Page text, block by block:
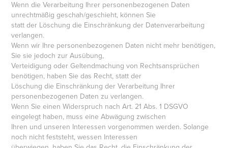
Wenn die Verarbeitung Ihrer personenbezogenen Daten
unrechtmäßig geschah/geschieht, können Sie
statt der Löschung die Einschränkung der Datenverarbeitung
verlangen.
Wenn wir Ihre personenbezogenen Daten nicht mehr benötigen,
Sie sie jedoch zur Ausübung,
Verteidigung oder Geltendmachung von Rechtsansprüchen
benötigen, haben Sie das Recht, statt der
Löschung die Einschränkung der Verarbeitung Ihrer
personenbezogenen Daten zu verlangen.
Wenn Sie einen Widerspruch nach Art. 21 Abs. 1 DSGVO
eingelegt haben, muss eine Abwägung zwischen
Ihren und unseren Interessen vorgenommen werden. Solange
noch nicht feststeht, wessen Interessen